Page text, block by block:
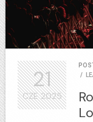
/
21
CZE2025